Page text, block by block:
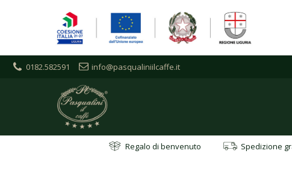
0182.582591 info@pasqualiniilcaffe.it
Regalo di benvenuto Spedizione